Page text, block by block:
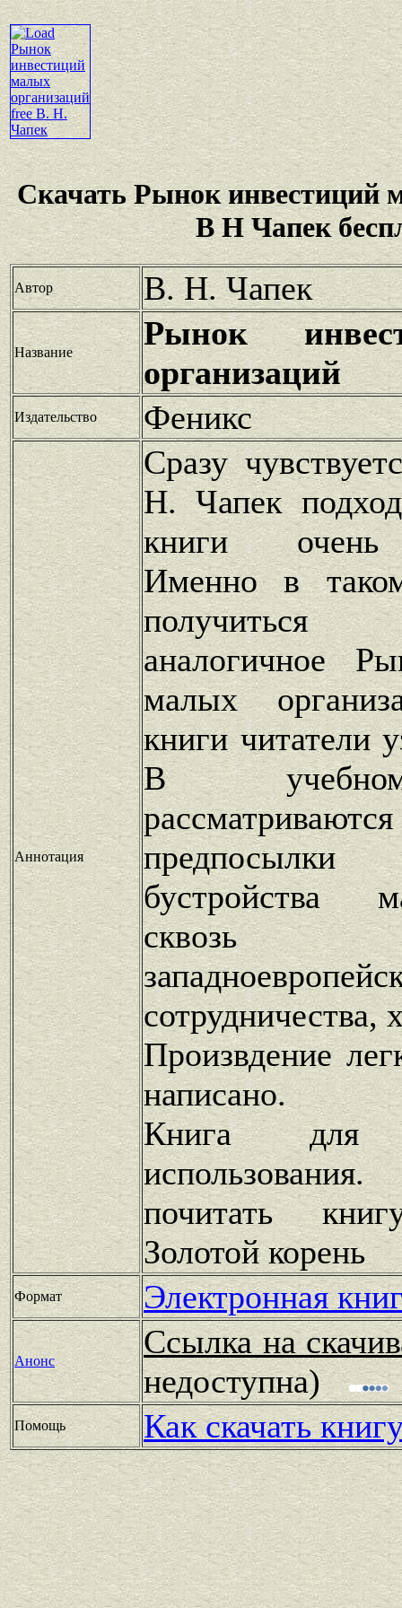
Скачать Рынок инвестиций
В Н Чапек
Автор В. Н. Чапек
Название
Рынок
организаций
Издательство Феникс
Аннотация
Сразу
Н. Чапек
книги очень
Именно в
получиться
аналогичное
малых
книги читатели
В
бустройства
сквозь
сотрудничества,
Произвдение
написано.
Книга для
почитать
Золотой корень
Формат Электронная
Анонс
Ссылка на
недоступна)
Помощь Как скачать